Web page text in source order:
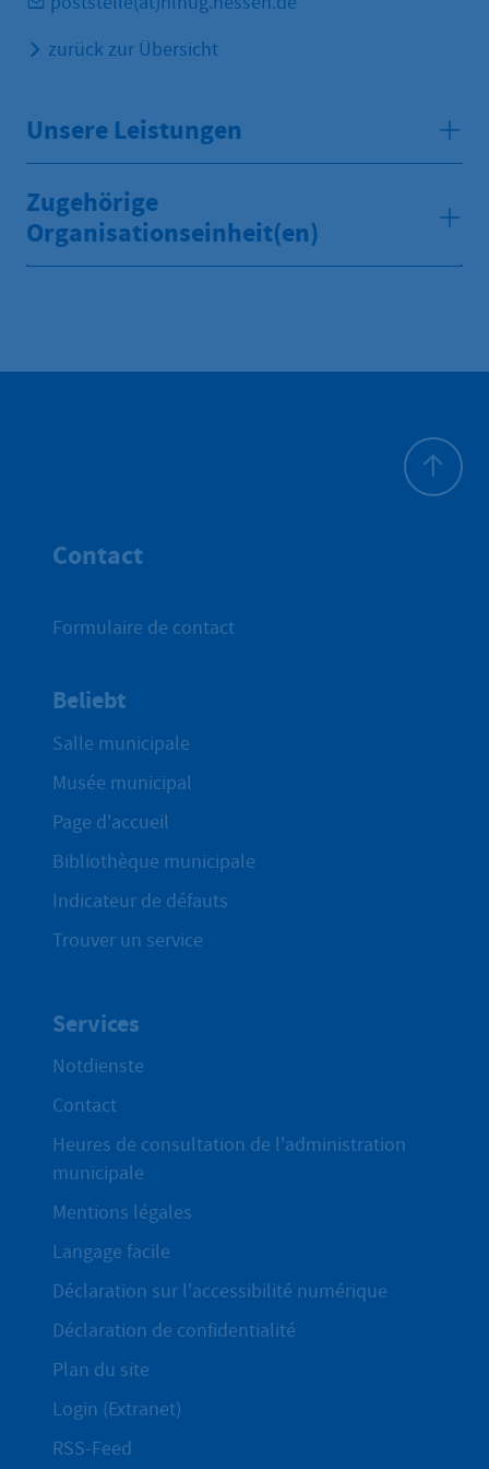
zurück zur Übersicht
Unsere Leistungen
Zugehörige
Organisationseinheit(en)
Contact
Formulaire de contact
Beliebt
Salle municipale
Musée municipal
Page d'accueil
Bibliothèque municipale
Indicateur de défauts
Trouver un service
Services
Notdienste
Contact
Heures de consultation de l'administration
municipale
Mentions légales
Langage facile
Déclaration sur l'accessibilité numérique
Déclaration de confidentialité
Plan du site
Login (Extranet)
RSS-Feed